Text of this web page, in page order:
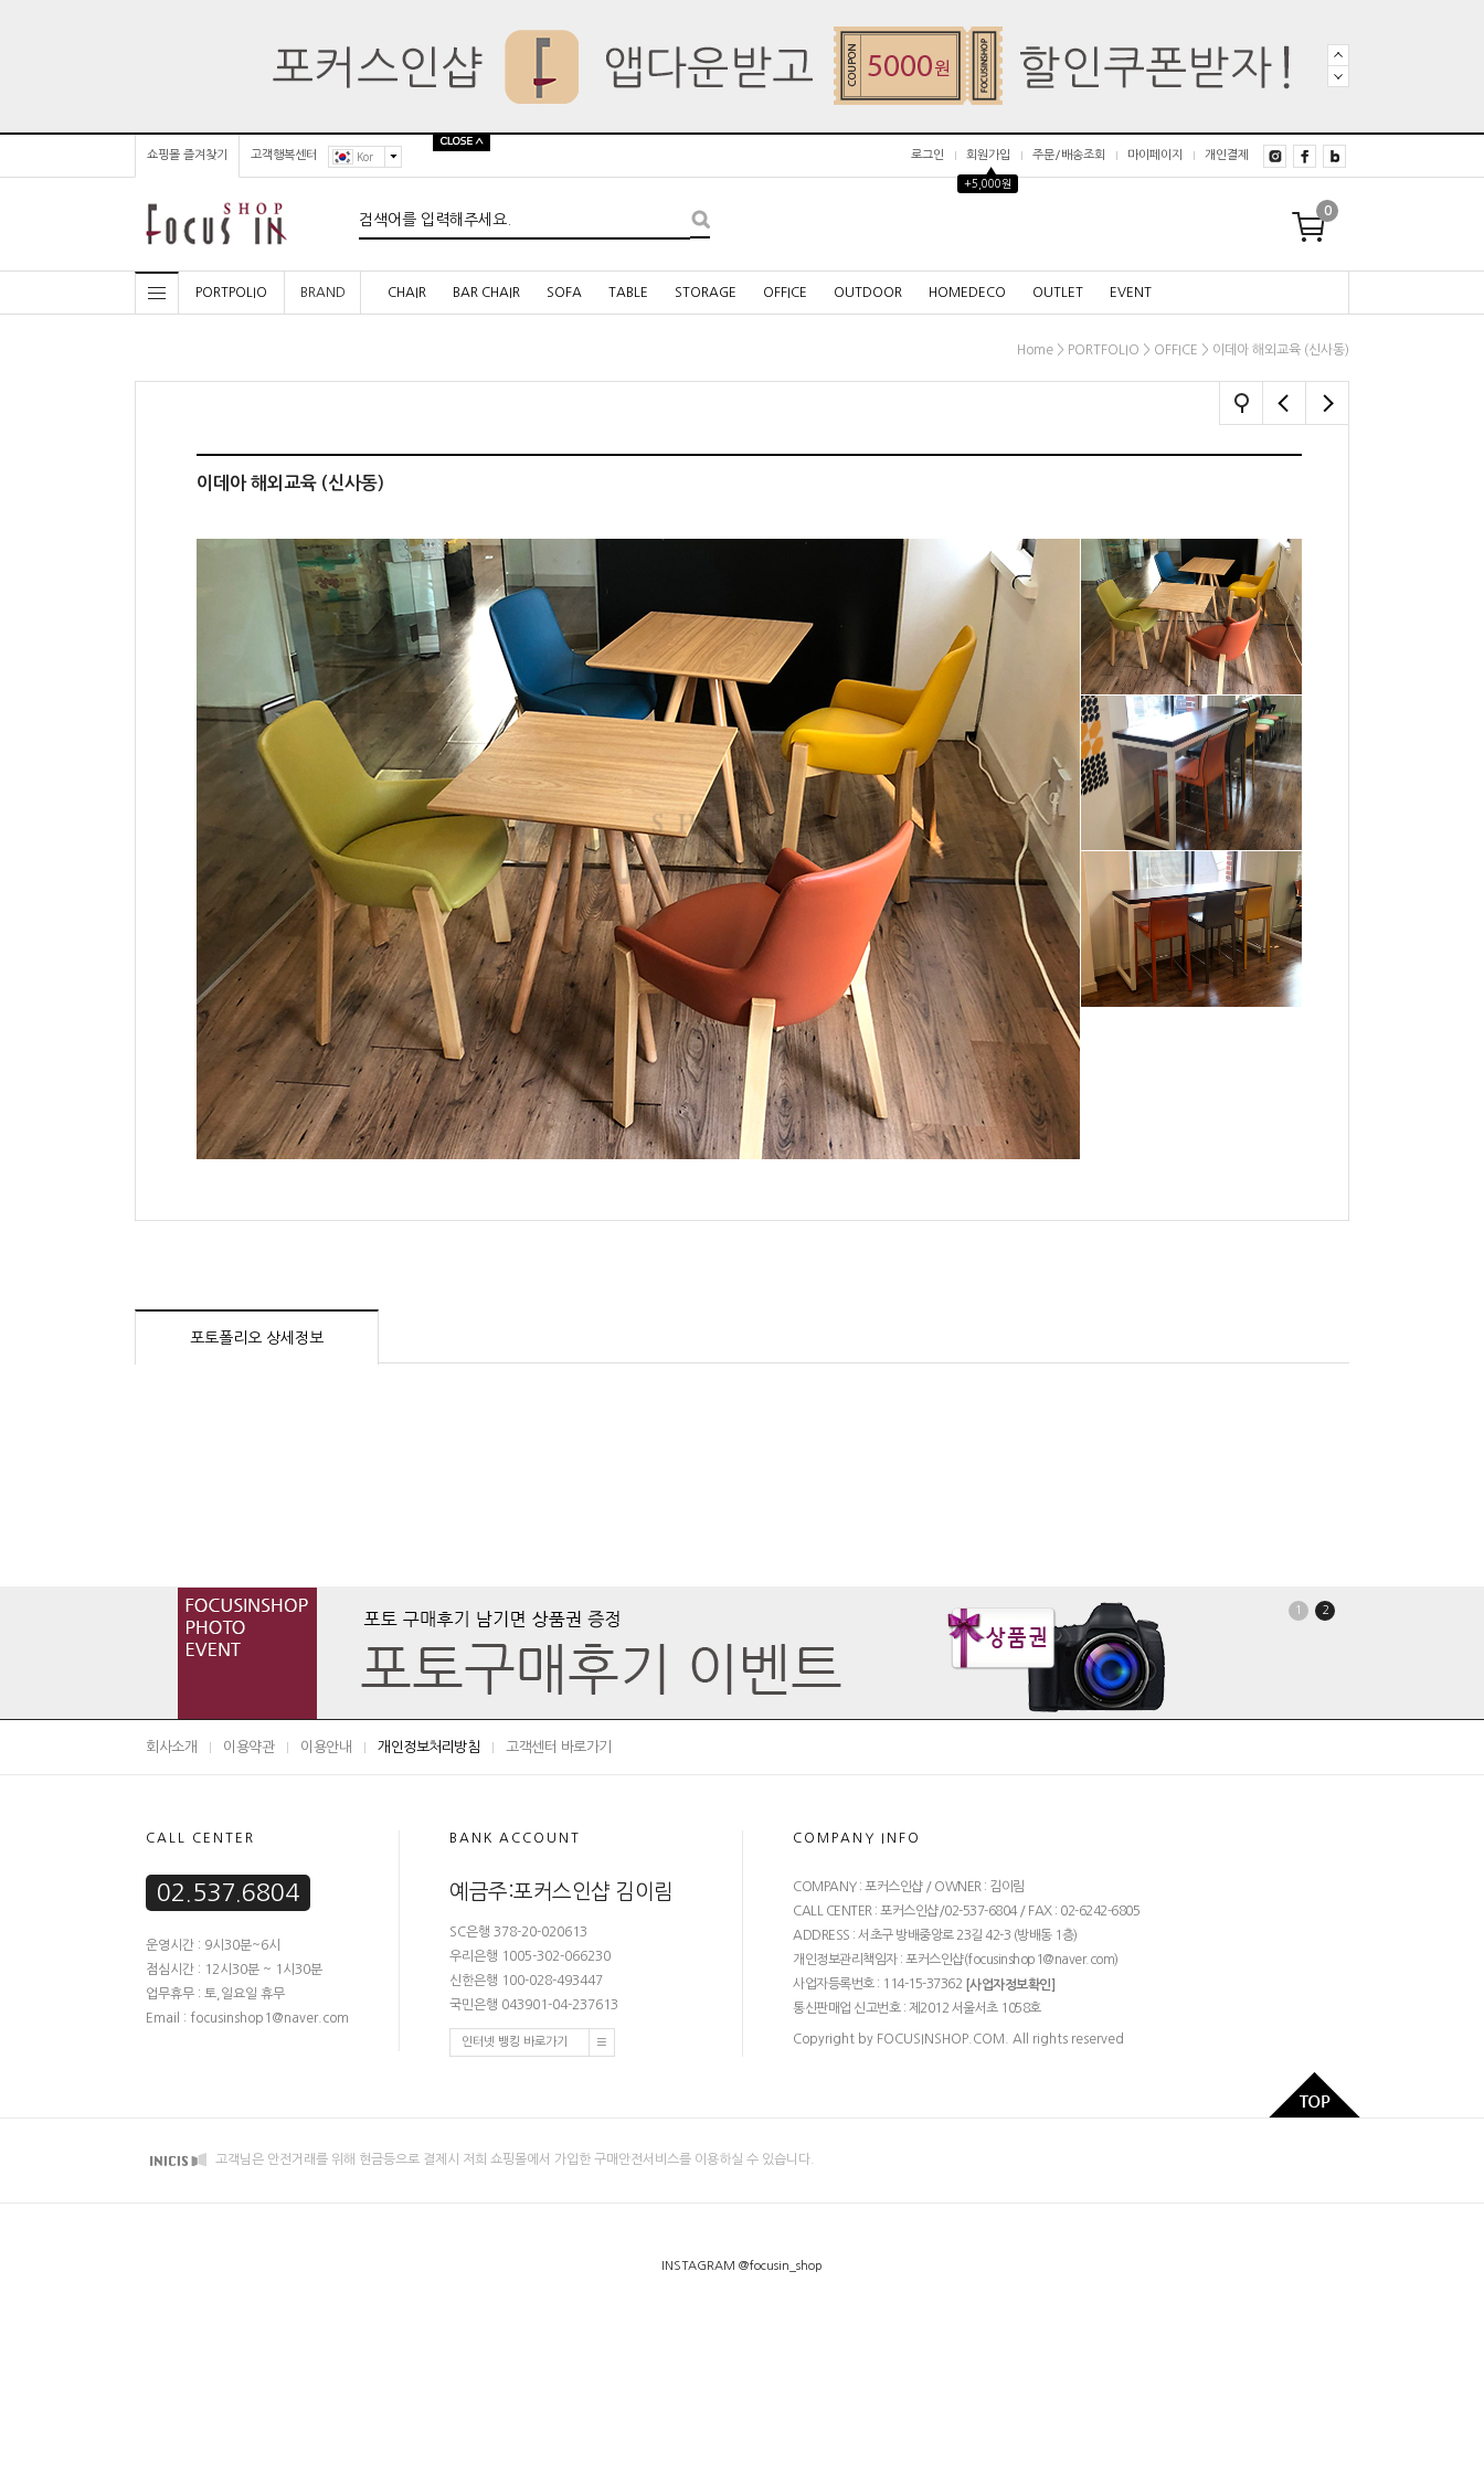
쇼핑몰 즐겨찾기 고객행복센터 Kor 로그인 회원가입
▲
+5,000원
주문/배송조회 마이페이지 개인결제
0
PORTPOLIO BRAND CHAIR BAR CHAIR SOFA TABLE STORAGE OFFICE OUTDOOR HOMEDECO OUTLET EVENT
Home > PORTFOLIO > OFFICE > 이데아 해외교육 (신사동)
이데아 해외교육 (신사동)
포토폴리오 상세정보
1 2
회사소개 이용약관 이용안내 개인정보처리방침 고객센터 바로가기
CALL CENTER
02.537.6804
운영시간 : 9시30분~6시
점심시간 : 12시30분 ~ 1시30분
업무휴무 : 토,일요일 휴무
Email : focusinshop1@naver.com
BANK ACCOUNT
예금주:포커스인샵 김이림
SC은행 378-20-020613
우리은행 1005-302-066230
신한은행 100-028-493447
국민은행 043901-04-237613
인터넷 뱅킹 바로가기
COMPANY INFO
COMPANY : 포커스인샵 / OWNER : 김이림
CALL CENTER : 포커스인샵/02-537-6804 / FAX : 02-6242-6805
ADDRESS : 서초구 방배중앙로 23길 42-3 (방배동 1층)
개인정보관리책임자 : 포커스인샵(focusinshop1@naver.com)
사업자등록번호 : 114-15-37362 [사업자정보확인]
통신판매업 신고번호 : 제2012 서울서초 1058호
Copyright by FOCUSINSHOP.COM. All rights reserved
고객님은 안전거래를 위해 현금등으로 결제시 저희 쇼핑몰에서 가입한 구매안전서비스를 이용하실 수 있습니다.
INSTAGRAM @focusin_shop